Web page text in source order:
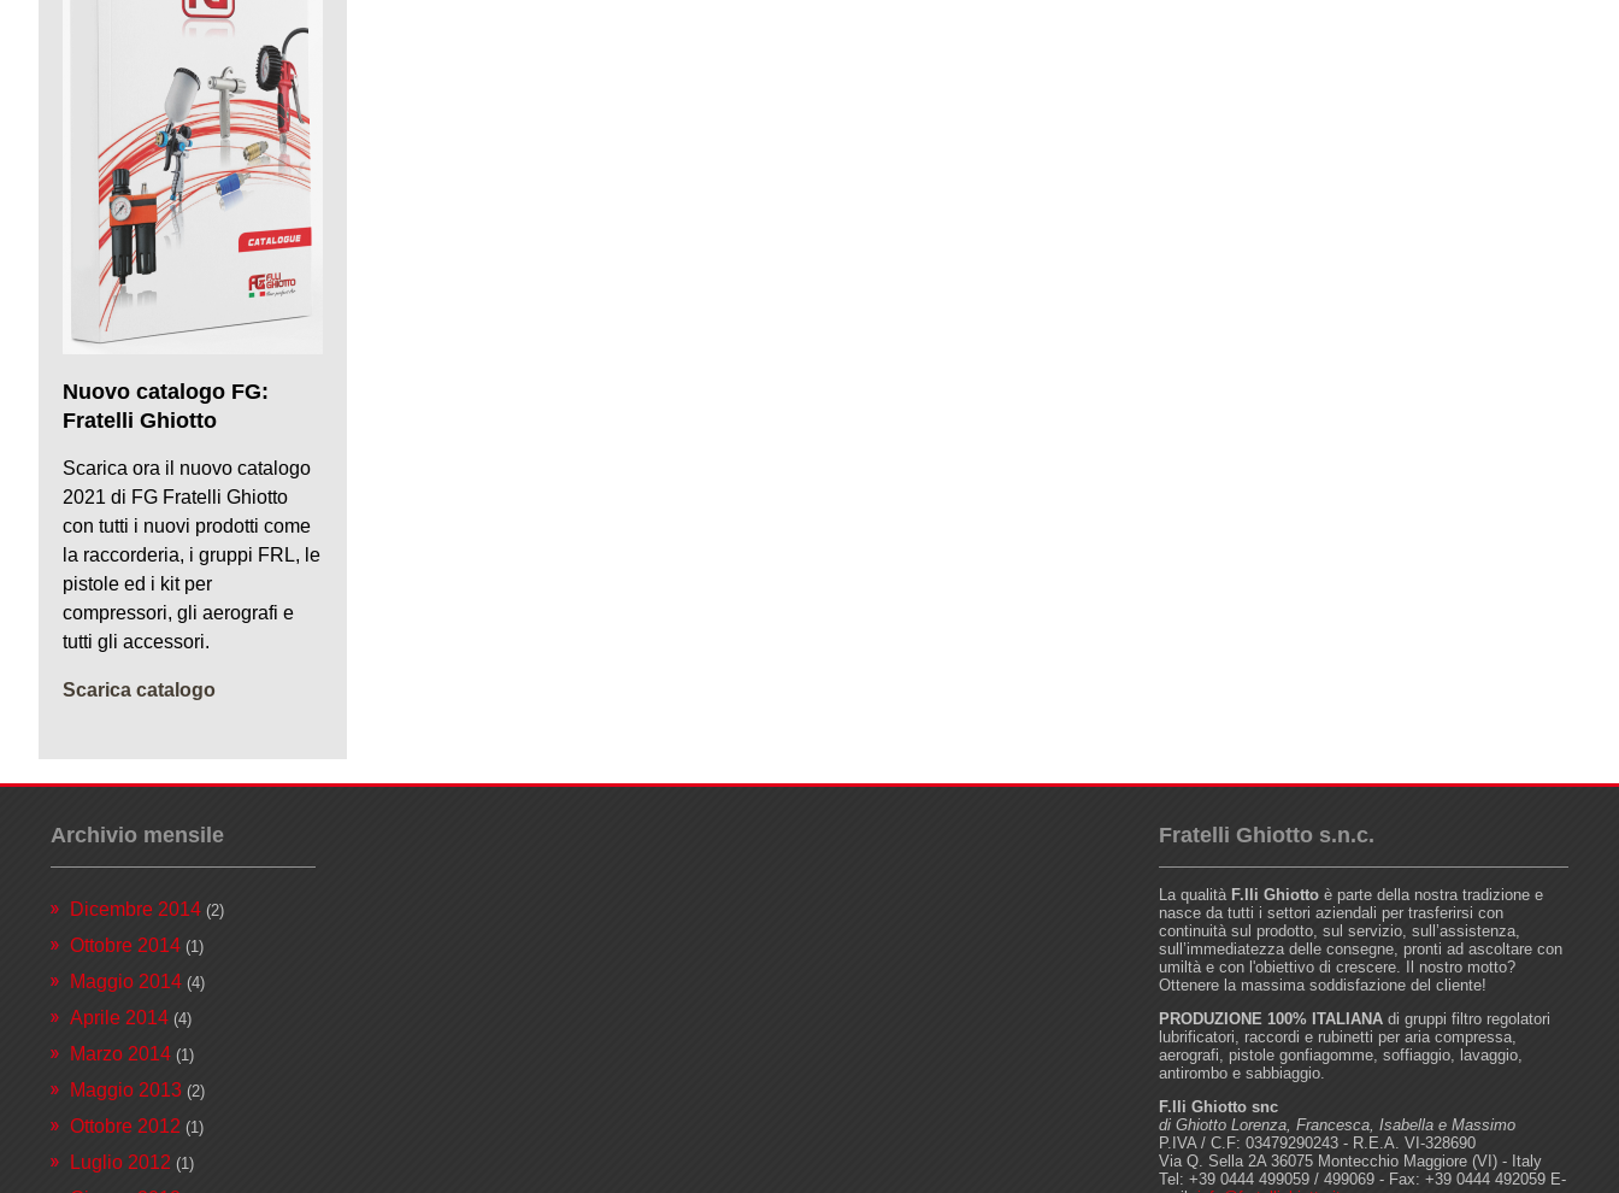
Nuovo catalogo FG:
Fratelli Ghiotto
Scarica ora il nuovo catalogo
2021 di FG Fratelli Ghiotto
con tutti i nuovi prodotti come
la raccorderia, i gruppi FRL, le
pistole ed i kit per
compressori, gli aerografi e
tutti gli accessori.
Scarica catalogo
Archivio mensile
Dicembre 2014 (2)
Ottobre 2014 (1)
Maggio 2014 (4)
Aprile 2014 (4)
Marzo 2014 (1)
Maggio 2013 (2)
Ottobre 2012 (1)
Luglio 2012 (1)
Fratelli Ghiotto s.n.c.
La qualità F.lli Ghiotto è parte della nostra tradizione e
nasce da tutti i settori aziendali per trasferirsi con
continuità sul prodotto, sul servizio, sull’assistenza,
sull’immediatezza delle consegne, pronti ad ascoltare con
umiltà e con l'obiettivo di crescere. Il nostro motto?
Ottenere la massima soddisfazione del cliente!
PRODUZIONE 100% ITALIANA di gruppi filtro regolatori
lubrificatori, raccordi e rubinetti per aria compressa,
aerografi, pistole gonfiagomme, soffiaggio, lavaggio,
antirombo e sabbiaggio.
F.lli Ghiotto snc
di Ghiotto Lorenza, Francesca, Isabella e Massimo
P.IVA / C.F: 03479290243 - R.E.A. VI-328690
Via Q. Sella 2A 36075 Montecchio Maggiore (VI) - Italy
Tel: +39 0444 499059 / 499069 - Fax: +39 0444 492059 E-